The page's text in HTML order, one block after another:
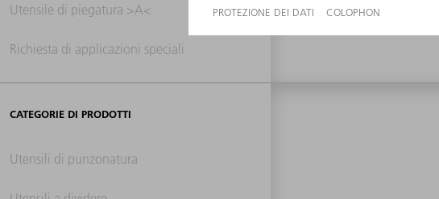
Utensile di piegatura >A<
Richiesta di applicazioni speciali
CATEGORIE DI PRODOTTI
Utensili di punzonatura